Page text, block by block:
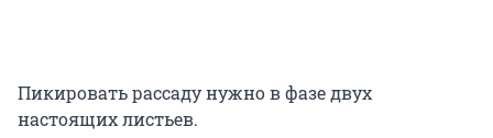
Пикировать рассаду нужно в фазе двух
настоящих листьев.